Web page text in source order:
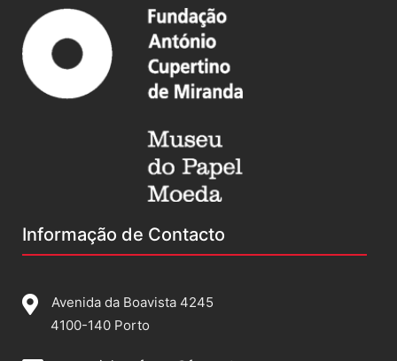
Informação de Contacto
Avenida da Boavista 4245
4100-140 Porto